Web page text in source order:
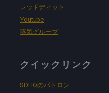
レッドディット
Youtube
蒸気グループ
クイックリンク
SDHQのパトロン